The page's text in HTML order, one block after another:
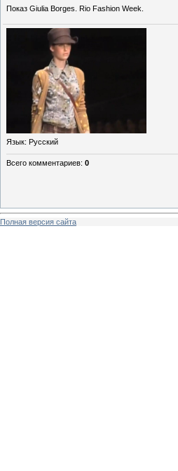
Показ Giulia Borges. Rio Fashion Week.
Язык: Русский
Всего комментариев: 0
Полная версия сайта